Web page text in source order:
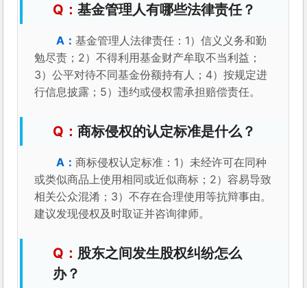
基金管理人有哪些法律责任？
基金管理人法律责任：1）信义义务和勤
勉尽责；2）不得利用基金财产牟取不当利益；
3）公平对待不同基金份额持有人；4）按规定进
行信息披露；5）违约或侵权需承担赔偿责任。
商标侵权的认定标准是什么？
商标侵权认定标准：1）未经许可在同种
或类似商品上使用相同或近似商标；2）容易导致
相关公众混淆；3）不存在合理使用等抗辩事由。
建议发现侵权及时取证并咨询律师。
股东之间发生股权纠纷怎么
办？